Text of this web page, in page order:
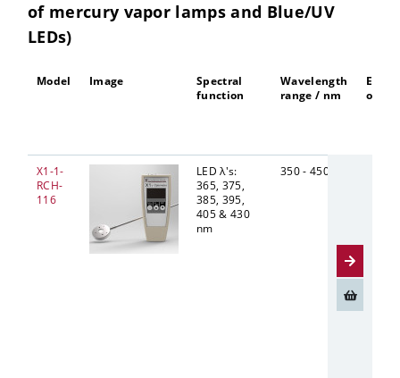
of mercury vapor lamps and Blue/UV
LEDs)
Model Image
Spectral
function
Wavelength
range / nm
optic
X1-1-
RCH-
116
LED λ's:
365, 375,
385, 395,
405 & 430
nm
350 - 450